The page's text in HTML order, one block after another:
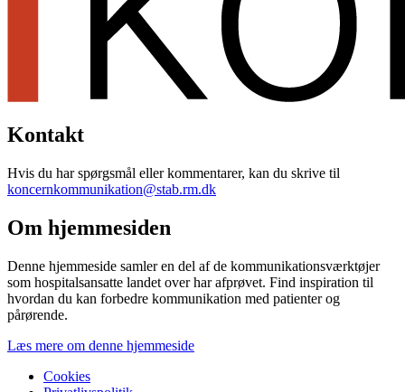
Kontakt
Hvis du har spørgsmål eller kommentarer, kan du skrive til
koncernkommunikation@stab.rm.dk
Om hjemmesiden
Denne hjemmeside samler en del af de kommunikationsværktøjer
som hospitalsansatte landet over har afprøvet. Find inspiration til
hvordan du kan forbedre kommunikation med patienter og
pårørende.
Læs mere om denne hjemmeside
Cookies